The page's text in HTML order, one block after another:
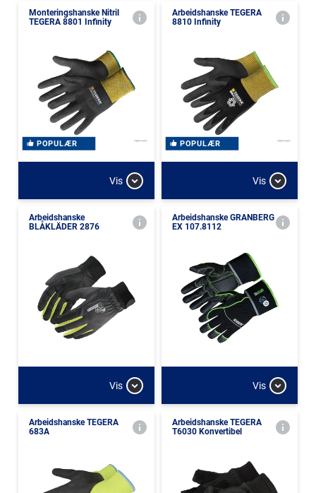
Monteringshanske Nitril
TEGERA 8801 Infinity
POPULÆR
Vis
Arbeidshanske TEGERA
8810 Infinity
POPULÆR
Vis
Arbeidshanske
BLÅKLÄDER 2876
Vis
Arbeidshanske GRANBERG
EX 107.8112
Vis
Arbeidshanske TEGERA
683A
Arbeidshanske TEGERA
T6030 Konvertibel